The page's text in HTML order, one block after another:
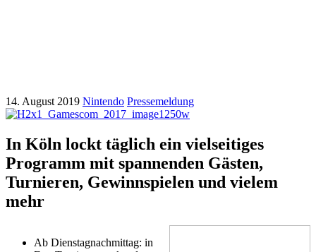
14. August 2019 Nintendo Pressemeldung
In Köln lockt täglich ein vielseitiges
Programm mit spannenden Gästen,
Turnieren, Gewinnspielen und vielem
mehr
Ab Dienstagnachmittag: in